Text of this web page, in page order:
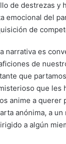
de destrezas y
emocional del
de
narrativa es
de
que
que les
anime a querer
anónima, a
a algún